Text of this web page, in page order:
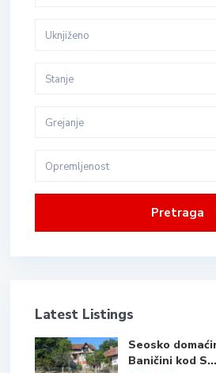
Uknjiženo
Stanje
Grejanje
Opremljenost
Pretraga
Latest Listings
Seosko
Baničini kod S...